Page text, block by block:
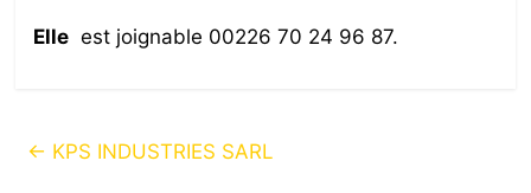
Elle est joignable 00226 70 24 96 87.
← KPS INDUSTRIES SARL